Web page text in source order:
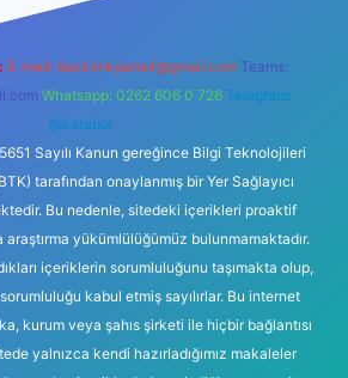
E-mail: backlinkpaneli@gmail.com Teams:
Whatsapp: 0262 606 0 726 Telegram:
@karabul
Sayılı Kanun gereğince Bilgi Teknolojileri
tarafından onaylanmış bir Yer Sağlayıcı
Bu nedenle, sitedeki içerikleri proaktif
yükümlülüğümüz bulunmamaktadır.
içeriklerin sorumluluğunu taşımakta olup,
kabul etmiş sayılırlar. Bu internet
kurum veya şahıs şirketi ile hiçbir bağlantısı
yalnızca kendi hazırladığımız makaleler